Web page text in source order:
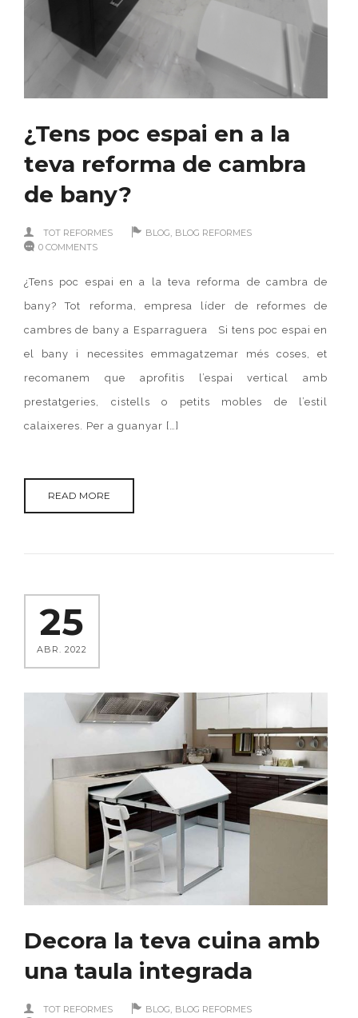
¿Tens poc espai en a la
teva reforma de cambra
de bany?
TOT REFORMES BLOG BLOG REFORMES
0 COMMENTS
¿Tens poc espai en a la teva reforma de cambra de
bany? Tot reforma, empresa líder de reformes de
cambres de bany a Esparraguera Si tens poc espai en
el bany i necessites emmagatzemar més coses, et
recomanem que aprofitis l’espai vertical amb
prestatgeries, cistells o petits mobles de l’estil
calaixeres. Per a guanyar […]
READ MORE
25
ABR. 2022
Decora la teva cuina amb
una taula integrada
TOT REFORMES BLOG, BLOG REFORMES